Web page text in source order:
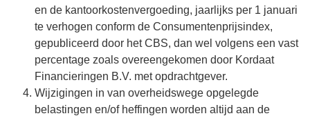
en de kantoorkostenvergoeding, jaarlijks per 1 januari
te verhogen conform de Consumentenprijsindex,
gepubliceerd door het CBS, dan wel volgens een vast
percentage zoals overeengekomen door Kordaat
Financieringen B.V. met opdrachtgever.
Wijzigingen in van overheidswege opgelegde
belastingen en/of heffingen worden altijd aan de